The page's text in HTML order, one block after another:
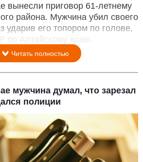
вынесли приговор 61-летнему
района. Мужчина убил своего
ударив его топором по голове,
по Алтайскому краю.
Читать полностью
мужчина думал, что зарезал
полиции